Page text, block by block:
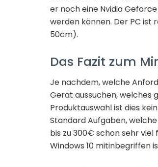
er noch eine Nvidia
werden können. Der PC ist
50cm).
Das Fazit zum
Je nachdem, welche
Gerät aussuchen, welches
Produktauswahl ist dies
Standard Aufgaben,
bis zu 300€ schon sehr viel
Windows 10 mitinbegriffen